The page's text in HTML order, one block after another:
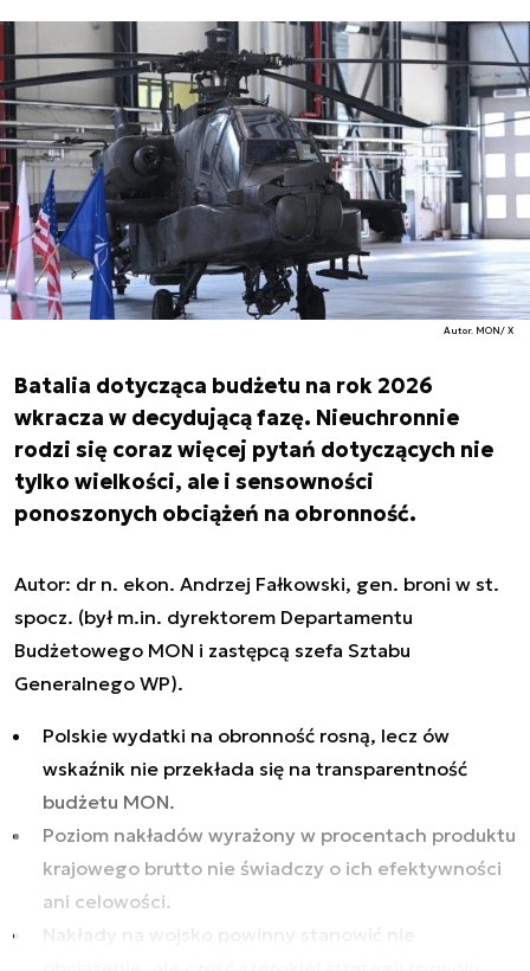
Autor. MON/ X
Batalia dotycząca budżetu na rok 2026
wkracza w decydującą fazę. Nieuchronnie
rodzi się coraz więcej pytań dotyczących nie
tylko wielkości, ale i sensowności
ponoszonych obciążeń na obronność.
Autor: dr n. ekon. Andrzej Fałkowski, gen. broni w st.
spocz. (był m.in. dyrektorem Departamentu
Budżetowego MON i zastępcą szefa Sztabu
Generalnego WP).
Polskie wydatki na obronność rosną, lecz ów
wskaźnik nie przekłada się na transparentność
budżetu MON.
Poziom nakładów wyrażony w procentach produktu
krajowego brutto nie świadczy o ich efektywności
ani celowości.
Nakłady na wojsko powinny stanowić nie